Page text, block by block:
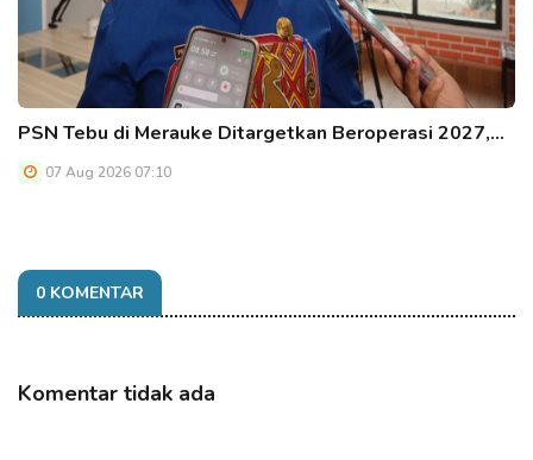
PSN Tebu di Merauke Ditargetkan Beroperasi 2027,…
07 Aug 2026 07:10
0 KOMENTAR
Komentar tidak ada